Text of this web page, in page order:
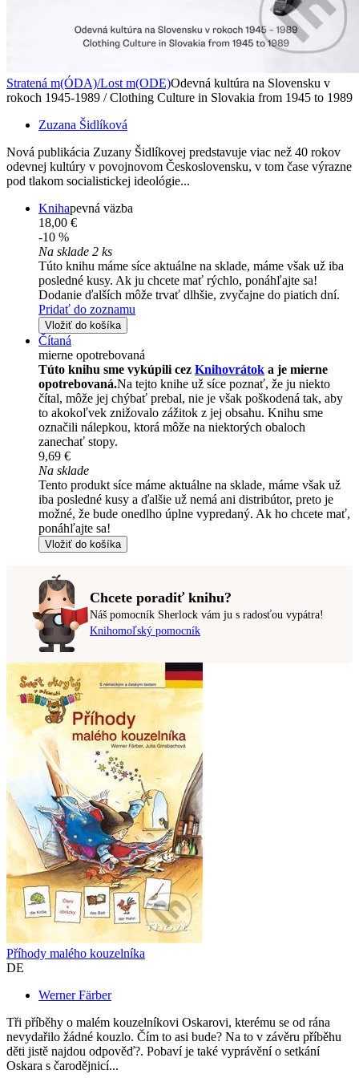
Stratená m(ÓDA)/Lost m(ODE)Odevná kultúra na Slovensku v
rokoch 1945-1989 / Clothing Culture in Slovakia from 1945 to 1989
Zuzana Šidlíková
Nová publikácia Zuzany Šidlíkovej predstavuje viac než 40 rokov
odevnej kultúry v povojnovom Československu, v tom čase výrazne
pod tlakom socialistickej ideológie...
Knihapevná väzba
18,00 €
-10 %
Na sklade 2 ks
Túto knihu máme síce aktuálne na sklade, máme však už iba
posledné kusy. Ak ju chcete mať rýchlo, ponáhľajte sa!
Dodanie ďalších môže trvať dlhšie, zvyčajne do piatich dní.
Pridať do zoznamu
Vložiť do košíka
Čítaná
mierne opotrebovaná
Túto knihu sme vykúpili cez Knihovrátok a je mierne
opotrebovaná.Na tejto knihe už síce poznať, že ju niekto
čítal, môže jej chýbať prebal, nie je však poškodená tak, aby
to akokoľvek znižovalo zážitok z jej obsahu. Knihu sme
označili nálepkou, ktorá môže na niektorých obaloch
zanechať stopy.
9,69 €
Na sklade
Tento produkt síce máme aktuálne na sklade, máme však už
iba posledné kusy a ďalšie už nemá ani distribútor, preto je
možné, že bude onedlho úplne vypredaný. Ak ho chcete mať,
ponáhľajte sa!
Vložiť do košíka
Chcete poradiť knihu?
Náš pomocník Sherlock vám ju s radosťou vypátra!
Knihomoľský pomocník
Příhody malého kouzelníka
DE
Werner Färber
Tři příběhy o malém kouzelníkovi Oskarovi, kterému se od rána
nevydařilo žádné kouzlo. Čím to asi bude? Na to v závěru příběhu
děti jistě najdou odpověď?. Pobaví je také vyprávění o setkání
Oskara s čarodějnicí...